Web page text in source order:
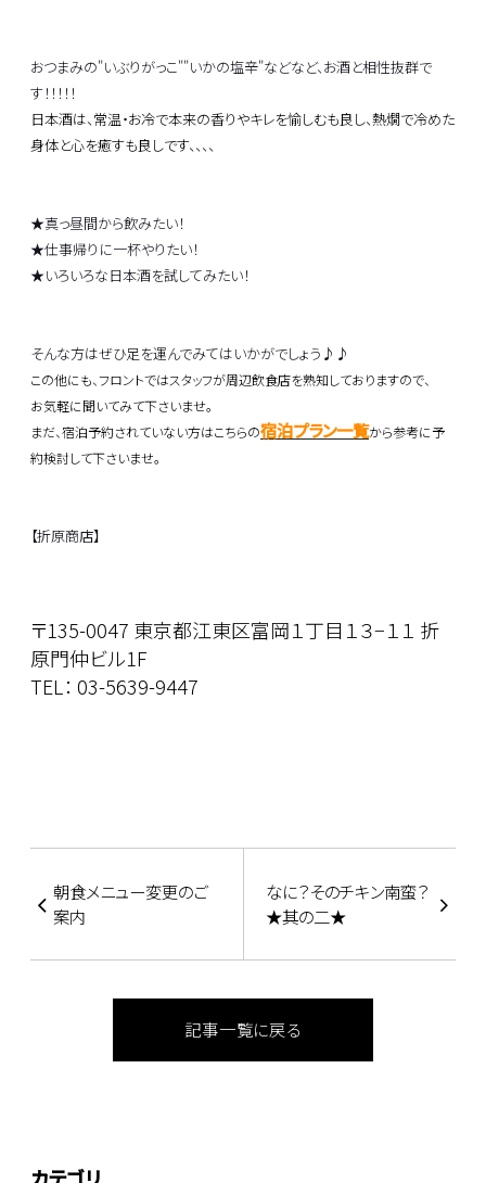
おつまみの"いぶりがっこ""いかの塩辛"などなど、お酒と相性抜群で
す！！！！！
日本酒は、常温・お冷で本来の香りやキレを愉しむも良し、熱燗で冷めた
身体と心を癒すも良しです、、、、
★真っ昼間から飲みたい！
★仕事帰りに一杯やりたい！
★いろいろな日本酒を試してみたい！
そんな方はぜひ足を運んでみてはいかがでしょう♪♪
この他にも、フロントではスタッフが周辺飲食店を熟知しておりますので、
お気軽に聞いてみて下さいませ。
まだ、宿泊予約されていない方はこちらの宿泊プラン一覧から参考に予
約検討して下さいませ。
【折原商店】
〒135-0047 東京都江東区富岡１丁目１３−１１ 折
原門仲ビル1F
TEL： 03-5639-9447
朝食メニュー変更のご
案内
なに？そのチキン南蛮？
★其の二★
記事一覧に戻る
カテゴリ